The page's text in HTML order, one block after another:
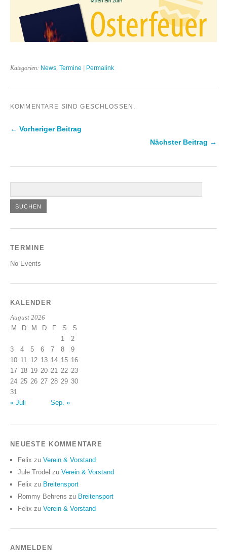
Kategorien: News, Termine Permalink
KOMMENTARE SIND GESCHLOSSEN.
← Vorheriger Beitrag
Nächster Beitrag →
TERMINE
No Events
KALENDER
August 2026
M D M D F S
S
1
2
3
4 5 6 7 8
9
10 11 12 13 14 15 16
17 18 19 20 21 22 23
24 25 26 27 28 29 30
31
« Juli
Sep. »
NEUESTE KOMMENTARE
Felix zu Verein & Vorstand
Jule Trödel zu Verein & Vorstand
Felix zu Breitensport
Rommy Behrens zu Breitensport
Felix zu Verein & Vorstand
ANMELDEN